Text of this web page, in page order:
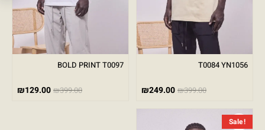
T0084 YN1056
₪399.00
₪249.00
BOLD PRINT T0097
₪399.00
₪129.00
Sale!